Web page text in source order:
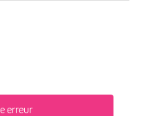
erreur